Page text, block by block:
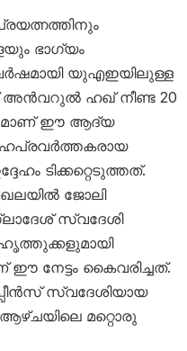
ഭാഗ്യം
വർഷമായി യുഎഇയിലുള്ള
അൻവറുൽ ഹഖ് നീണ്ട 20
ഈ ആദ്യ
ടിക്കറ്റെടുത്തത്.
ജോലി
സ്വദേശി
ഈ നേട്ടം കൈവരിച്ചത്.
സ്വദേശിയായ
മറ്റൊരു